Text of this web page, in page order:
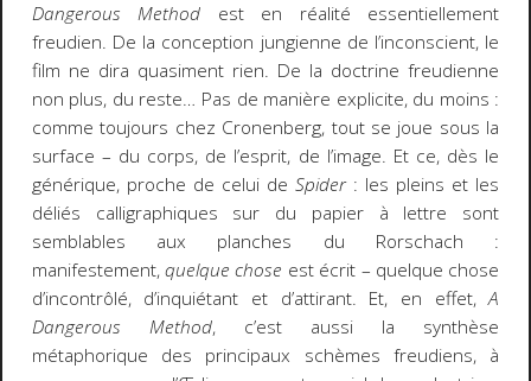
Dangerous Method est en réalité essentiellement
freudien. De la conception jungienne de l’inconscient, le
film ne dira quasiment rien. De la doctrine freudienne
non plus, du reste… Pas de manière explicite, du moins :
comme toujours chez Cronenberg, tout se joue sous la
surface – du corps, de l’esprit, de l’image. Et ce, dès le
générique, proche de celui de Spider: les pleins et les
déliés calligraphiques sur du papier à lettre sont
semblables aux planches du Rorschach :
manifestement,quelque chose est écrit – quelque chose
d’incontrôlé, d’inquiétant et d’attirant. Et, en effet,A
Dangerous Method, c’est aussi la synthèse
métaphorique des principaux schèmes freudiens, à